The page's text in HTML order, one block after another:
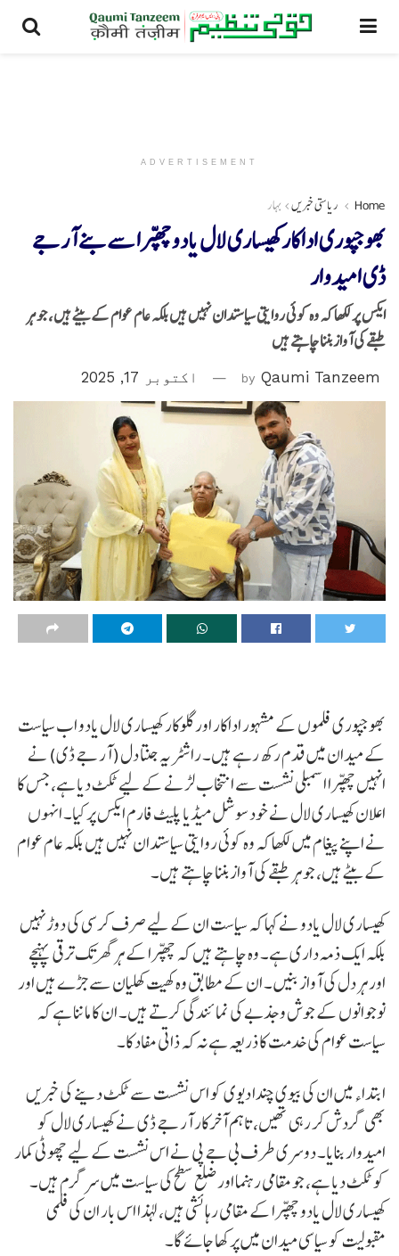
ADVERTISEMENT
Home ریاستی خبریں بہار
بھوجپوری اداکار کھیساری لال یادو چھپرا سے بنے آر جے
ڈی امیدوار
ایکس پر لکھا کہ وہ کوئی روایتی سیاستدان نہیں ہیں بلکہ عام عوام کے بیٹے ہیں، جو ہر
طبقے کی آواز بننا چاہتے ہیں
by Qaumi Tanzeem اکتوبر 17, 2025
بھوجپوری فلموں کے مشہور اداکار اور گلوکار کھیساری لال یادو اب سیاست
کے میدان میں قدم رکھ رہے ہیں۔ راشٹریہ جنتا دل (آر جے ڈی) نے
انہیں چھپرا اسمبلی نشست سے انتخاب لڑنے کے لیے ٹکٹ دیا ہے، جس کا
اعلان کھیساری لال نے خود سوشل میڈیا پلیٹ فارم ایکس پر کیا۔ انہوں
نے اپنے پیغام میں لکھا کہ وہ کوئی روایتی سیاستدان نہیں ہیں بلکہ عام عوام
کے بیٹے ہیں، جو ہر طبقے کی آواز بننا چاہتے ہیں۔
کھیساری لال یادو نے کہا کہ سیاست ان کے لیے صرف کرسی کی دوڑ نہیں
بلکہ ایک ذمہ داری ہے۔ وہ چاہتے ہیں کہ چھپرا کے ہر گھر تک ترقی پہنچے
اور ہر دل کی آواز بنیں۔ ان کے مطابق وہ کھیت کھلیان سے جڑے ہیں اور
نوجوانوں کے جوش و جذبے کی نمائندگی کرتے ہیں۔ ان کا ماننا ہے کہ
سیاست عوام کی خدمت کا ذریعہ ہے نہ کہ ذاتی مفاد کا۔
ابتداء میں ان کی بیوی چندا دیوی کو اس نشست سے ٹکٹ دینے کی خبریں
بھی گردش کر رہی تھیں، تاہم آخرکار آر جے ڈی نے کھیساری لال کو
امیدوار بنایا۔ دوسری طرف بی جے پی نے اس نشست کے لیے چھوٹی کمار
کو ٹکٹ دیا ہے، جو مقامی رہنما اور ضلع سطح کی سیاست میں سرگرم ہیں۔
کھیساری لال یادو چھپرا کے مقامی رہائشی ہیں، لہذا اس بار ان کی فلمی
مقبولیت کو سیاسی میدان میں پرکھا جائے گا۔